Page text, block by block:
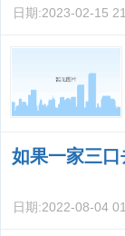
日期:2023-02-15
如果一家三
日期:2022-08-04